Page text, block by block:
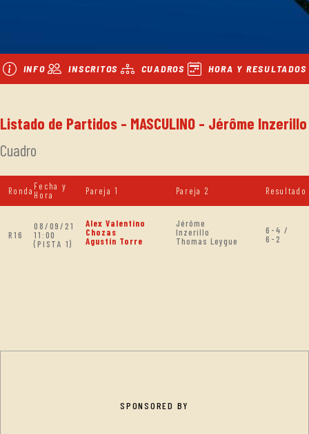
INFO INSCRITOS CUADROS HORA Y RESULTADOS
Listado de Partidos - MASCULINO - Jérôme Inzerillo
Cuadro
Ronda Fecha y
Hora
Pareja 1 Pareja 2 Resultado
R16
08/09/21
11:00
(PISTA 1)
Alex Valentino
Chozas
Agustín Torre
Jérôme
Inzerillo
Thomas Leygue
6-4 /
6-2
SPONSORED BY